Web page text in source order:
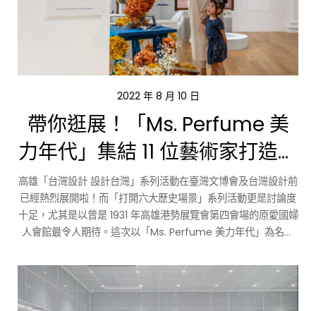
2022 年 8 月 10 日
帶你逛展！「Ms. Perfume 美
力年代」集結 11 位藝術家打造多
元展覽體驗
高雄「台灣設計 設計台灣」系列活動在臺灣文博會及台灣設計前
已經熱烈展開啦！而「打開六大歷史場景」系列活動更是討論度
十足，尤其是以曾是 1931 年高雄港勢展覽會第四會場的原愛國婦
人會館最令人期待。這次以「Ms. Perfume 美力年代」為名，
當代藝術創作者，以跨視覺、嗅覺、聽覺及互動的手法來表現女
性議題。